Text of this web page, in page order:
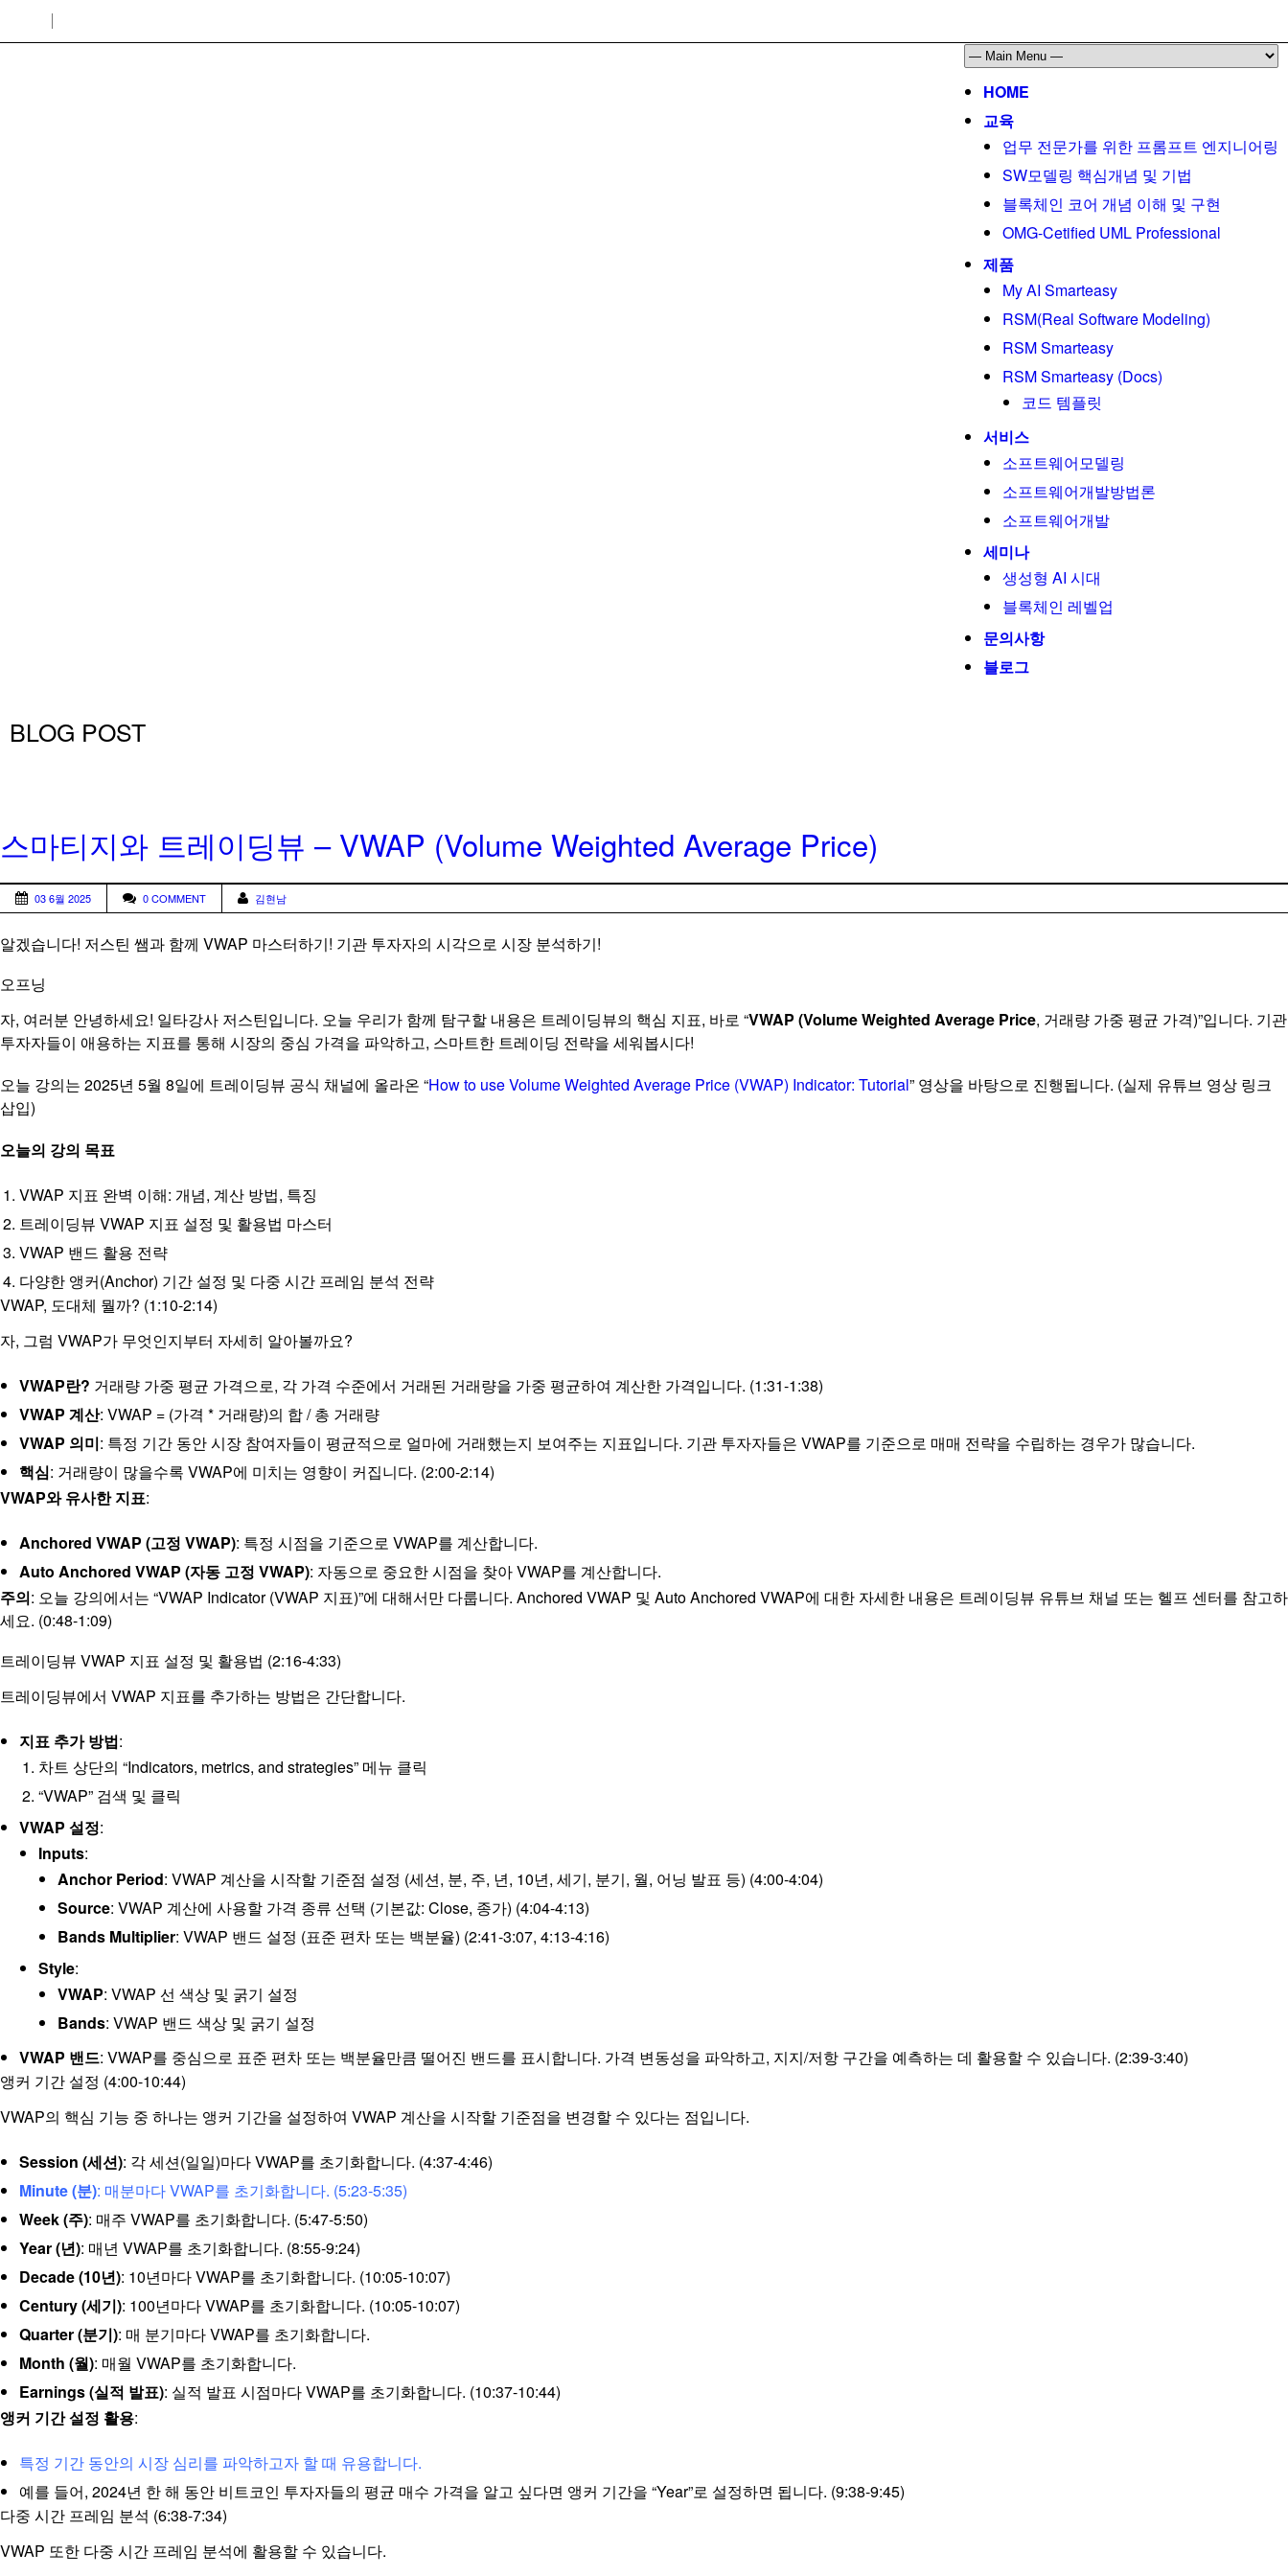
HOME
교육
업무 전문가를 위한 프롬프트 엔지니어링
SW모델링 핵심개념 및 기법
블록체인 코어 개념 이해 및 구현
OMG-Cetified UML Professional
제품
My AI Smarteasy
RSM(Real Software Modeling)
RSM Smarteasy
RSM Smarteasy (Docs)
코드 템플릿
서비스
소프트웨어모델링
소프트웨어개발방법론
소프트웨어개발
세미나
생성형 AI 시대
블록체인 레벨업
문의사항
블로그
BLOG POST
스마티지와 트레이딩뷰 – VWAP (Volume Weighted Average Price)
03 6월 2025 0 COMMENT 김현남
알겠습니다! 저스틴 쌤과 함께 VWAP 마스터하기! 기관 투자자의 시각으로 시장 분석하기!
오프닝
자, 여러분 안녕하세요! 일타강사 저스틴입니다. 오늘 우리가 함께 탐구할 내용은 트레이딩뷰의 핵심 지표, 바로 “VWAP (Volume Weighted Average Price, 거래량 가중 평균 가격)”입니다. 기관
투자자들이 애용하는 지표를 통해 시장의 중심 가격을 파악하고, 스마트한 트레이딩 전략을 세워봅시다!
오늘 강의는 2025년 5월 8일에 트레이딩뷰 공식 채널에 올라온 “How to use Volume Weighted Average Price (VWAP) Indicator: Tutorial” 영상을 바탕으로 진행됩니다. (실제 유튜브 영상 링크
삽입)
오늘의 강의 목표
VWAP 지표 완벽 이해: 개념, 계산 방법, 특징
트레이딩뷰 VWAP 지표 설정 및 활용법 마스터
VWAP 밴드 활용 전략
다양한 앵커(Anchor) 기간 설정 및 다중 시간 프레임 분석 전략
VWAP, 도대체 뭘까? (1:10-2:14)
자, 그럼 VWAP가 무엇인지부터 자세히 알아볼까요?
VWAP란? 거래량 가중 평균 가격으로, 각 가격 수준에서 거래된 거래량을 가중 평균하여 계산한 가격입니다. (1:31-1:38)
VWAP 계산: VWAP = (가격 * 거래량)의 합 / 총 거래량
VWAP 의미: 특정 기간 동안 시장 참여자들이 평균적으로 얼마에 거래했는지 보여주는 지표입니다. 기관 투자자들은 VWAP를 기준으로 매매 전략을 수립하는 경우가 많습니다.
핵심: 거래량이 많을수록 VWAP에 미치는 영향이 커집니다. (2:00-2:14)
VWAP와 유사한 지표:
Anchored VWAP (고정 VWAP): 특정 시점을 기준으로 VWAP를 계산합니다.
Auto Anchored VWAP (자동 고정 VWAP): 자동으로 중요한 시점을 찾아 VWAP를 계산합니다.
주의: 오늘 강의에서는 “VWAP Indicator (VWAP 지표)”에 대해서만 다룹니다. Anchored VWAP 및 Auto Anchored VWAP에 대한 자세한 내용은 트레이딩뷰 유튜브 채널 또는 헬프 센터를 참고하
세요. (0:48-1:09)
트레이딩뷰 VWAP 지표 설정 및 활용법 (2:16-4:33)
트레이딩뷰에서 VWAP 지표를 추가하는 방법은 간단합니다.
지표 추가 방법:
차트 상단의 “Indicators, metrics, and strategies” 메뉴 클릭
“VWAP” 검색 및 클릭
VWAP 설정:
Inputs:
Anchor Period: VWAP 계산을 시작할 기준점 설정 (세션, 분, 주, 년, 10년, 세기, 분기, 월, 어닝 발표 등) (4:00-4:04)
Source: VWAP 계산에 사용할 가격 종류 선택 (기본값: Close, 종가) (4:04-4:13)
Bands Multiplier: VWAP 밴드 설정 (표준 편차 또는 백분율) (2:41-3:07, 4:13-4:16)
Style:
VWAP: VWAP 선 색상 및 굵기 설정
Bands: VWAP 밴드 색상 및 굵기 설정
VWAP 밴드: VWAP를 중심으로 표준 편차 또는 백분율만큼 떨어진 밴드를 표시합니다. 가격 변동성을 파악하고, 지지/저항 구간을 예측하는 데 활용할 수 있습니다. (2:39-3:40)
앵커 기간 설정 (4:00-10:44)
VWAP의 핵심 기능 중 하나는 앵커 기간을 설정하여 VWAP 계산을 시작할 기준점을 변경할 수 있다는 점입니다.
Session (세션): 각 세션(일일)마다 VWAP를 초기화합니다. (4:37-4:46)
Minute (분): 매분마다 VWAP를 초기화합니다. (5:23-5:35)
Week (주): 매주 VWAP를 초기화합니다. (5:47-5:50)
Year (년): 매년 VWAP를 초기화합니다. (8:55-9:24)
Decade (10년): 10년마다 VWAP를 초기화합니다. (10:05-10:07)
Century (세기): 100년마다 VWAP를 초기화합니다. (10:05-10:07)
Quarter (분기): 매 분기마다 VWAP를 초기화합니다.
Month (월): 매월 VWAP를 초기화합니다.
Earnings (실적 발표): 실적 발표 시점마다 VWAP를 초기화합니다. (10:37-10:44)
앵커 기간 설정 활용:
특정 기간 동안의 시장 심리를 파악하고자 할 때 유용합니다.
예를 들어, 2024년 한 해 동안 비트코인 투자자들의 평균 매수 가격을 알고 싶다면 앵커 기간을 “Year”로 설정하면 됩니다. (9:38-9:45)
다중 시간 프레임 분석 (6:38-7:34)
VWAP 또한 다중 시간 프레임 분석에 활용할 수 있습니다.